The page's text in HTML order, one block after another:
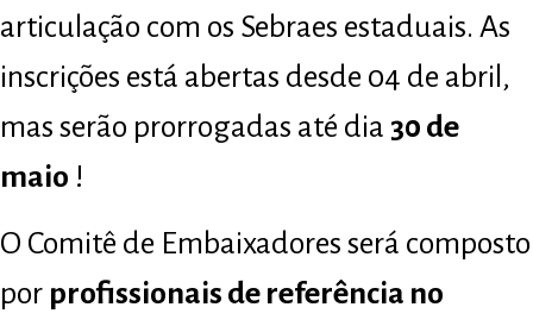
articulação com os Sebraes estaduais. As
inscrições está abertas desde 04 de abril,
mas serão prorrogadas até dia 30 de
maio !
O Comitê de Embaixadores será composto
por profissionais de referência no